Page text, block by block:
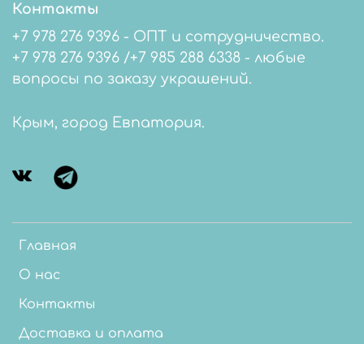
Главная
О нас
Контакты
Доставка и оплата
Контакты
+7 978 276 9396 - ОПТ и сотрудничество.
+7 978 276 9396 /+7 985 288 6338 - любые
вопросы по заказу украшений.
Крым, город Евпатория.